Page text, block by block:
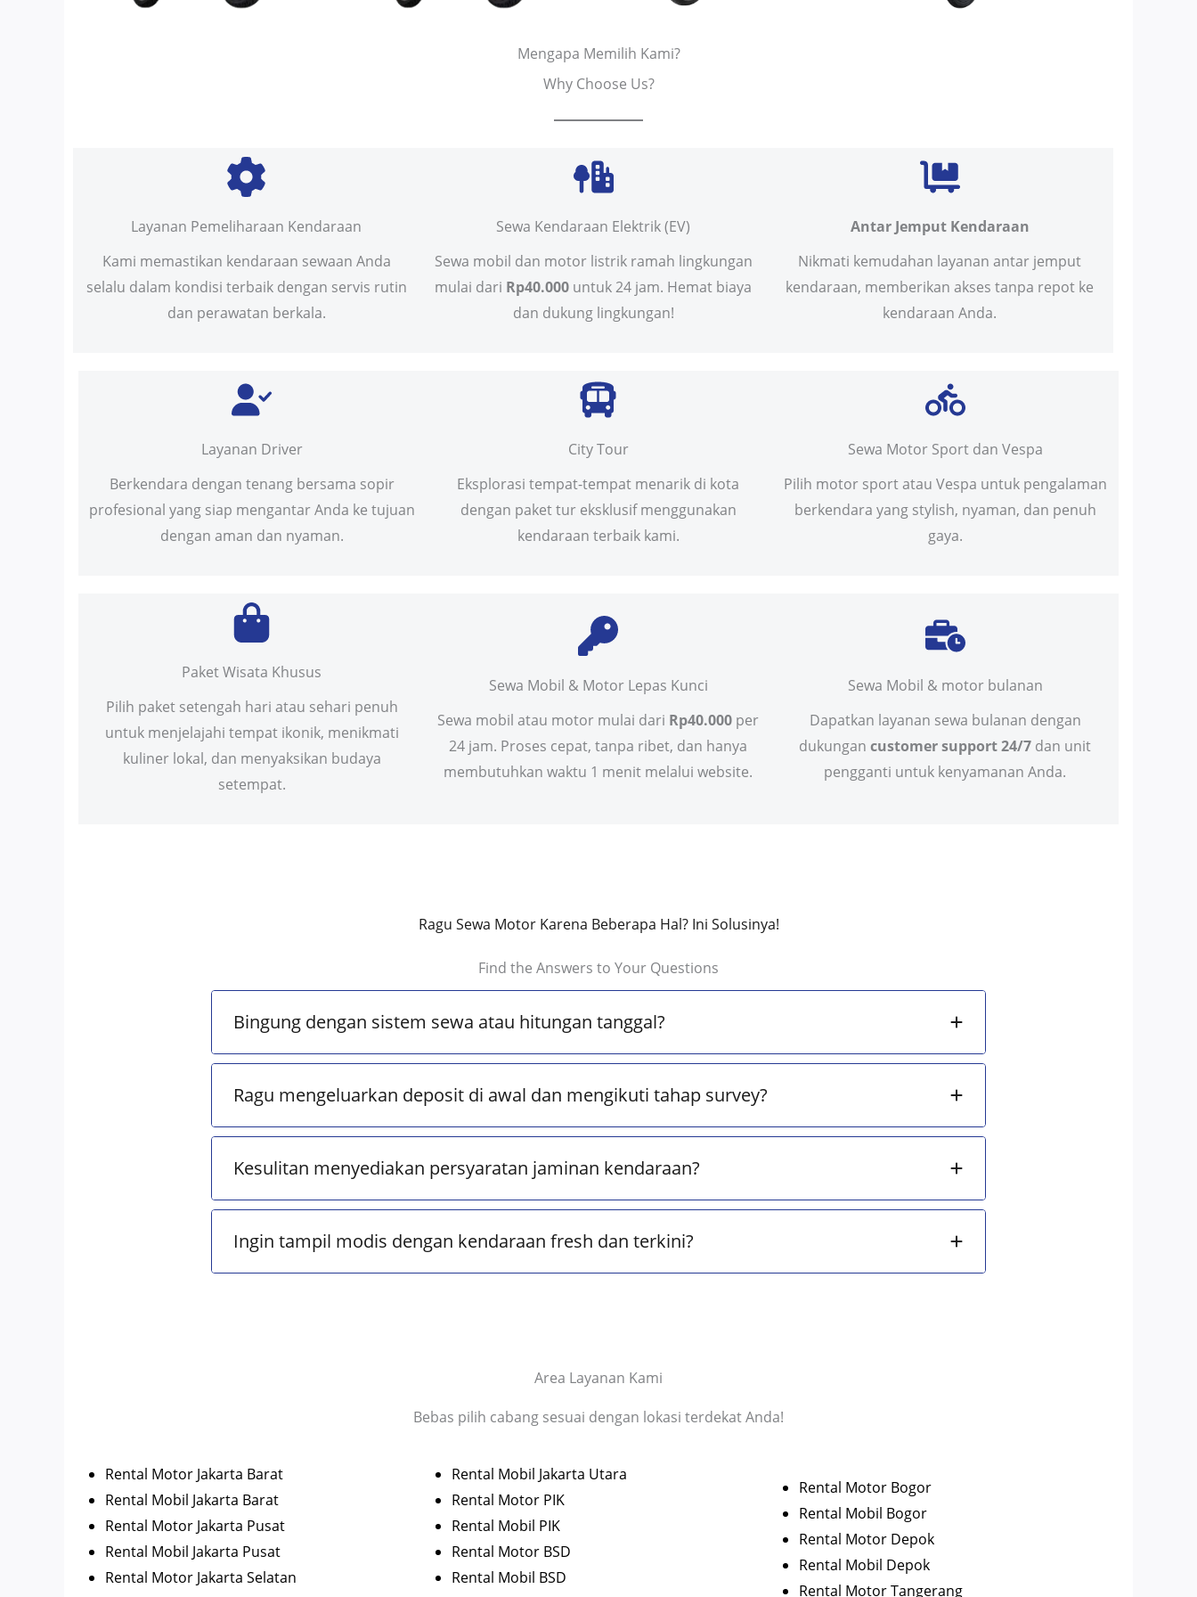
Mengapa Memilih Kami?
Why Choose Us?
Layanan Pemeliharaan Kendaraan
Kami memastikan kendaraan sewaan Anda
selalu dalam kondisi terbaik dengan servis rutin
dan perawatan berkala.
Sewa Kendaraan Elektrik (EV)
Sewa mobil dan motor listrik ramah lingkungan
mulai dari Rp40.000 untuk 24 jam. Hemat biaya
dan dukung lingkungan!
Antar Jemput Kendaraan
Nikmati kemudahan layanan antar jemput
kendaraan, memberikan akses tanpa repot ke
kendaraan Anda.
Layanan Driver
Berkendara dengan tenang bersama sopir
profesional yang siap mengantar Anda ke tujuan
dengan aman dan nyaman.
City Tour
Eksplorasi tempat-tempat menarik di kota
dengan paket tur eksklusif menggunakan
kendaraan terbaik kami.
Sewa Motor Sport dan Vespa
Pilih motor sport atau Vespa untuk pengalaman
berkendara yang stylish, nyaman, dan penuh
gaya.
Paket Wisata Khusus
Pilih paket setengah hari atau sehari penuh
untuk menjelajahi tempat ikonik, menikmati
kuliner lokal, dan menyaksikan budaya
setempat.
Sewa Mobil & Motor Lepas Kunci
Sewa mobil atau motor mulai dari Rp40.000 per
24 jam. Proses cepat, tanpa ribet, dan hanya
membutuhkan waktu 1 menit melalui website.
Sewa Mobil & motor bulanan
Dapatkan layanan sewa bulanan dengan
dukungancustomer support 24/7 dan unit
pengganti untuk kenyamanan Anda.
Ragu Sewa Motor Karena Beberapa Hal? Ini Solusinya!
Find the Answers to Your Questions
Bingung dengan sistem sewa atau hitungan tanggal?
Ragu mengeluarkan deposit di awal dan mengikuti tahap survey?
Kesulitan menyediakan persyaratan jaminan kendaraan?
Ingin tampil modis dengan kendaraan fresh dan terkini?
Area Layanan Kami
Bebas pilih cabang sesuai dengan lokasi terdekat Anda!
Rental Motor Jakarta Barat
Rental Mobil Jakarta Barat
Rental Motor Jakarta Pusat
Rental Mobil Jakarta Pusat
Rental Motor Jakarta Selatan
Rental Mobil Jakarta Utara
Rental Motor PIK
Rental Mobil PIK
Rental Motor BSD
Rental Mobil BSD
Rental Motor Bogor
Rental Mobil Bogor
Rental Motor Depok
Rental Mobil Depok
Rental Motor Tangerang